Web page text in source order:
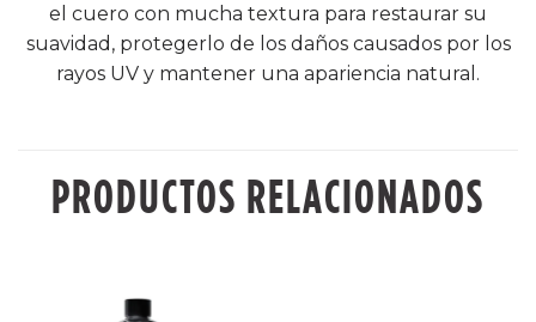
el cuero con mucha textura para restaurar su
suavidad, protegerlo de los daños causados ​​por los
rayos UV y mantener una apariencia natural.
PRODUCTOS RELACIONADOS